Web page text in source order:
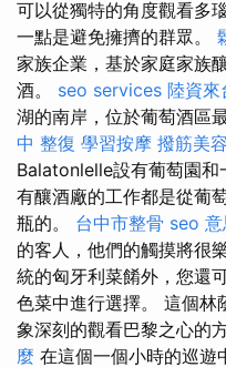
可以從獨特的角度觀看多
一點是避免擁擠的群眾。
家族企業，基於家庭家族
酒。 seo services 陸資來
湖的南岸，位於葡萄酒區
中 整復 學習按摩 撥筋美容
Balatonlelle設有葡萄園和
有​​釀酒廠的工作都是從葡
瓶的。 台中市整骨 seo 意
的客人，他們的觸摸將很
統的匈牙利菜餚外，您還
色菜中進行選擇。 這個林
象深刻的觀看巴黎之心的
麼 在這個一個小時的巡遊